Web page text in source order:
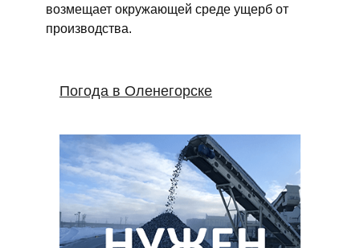
возмещает окружающей среде ущерб от
производства.
Погода в Оленегорске